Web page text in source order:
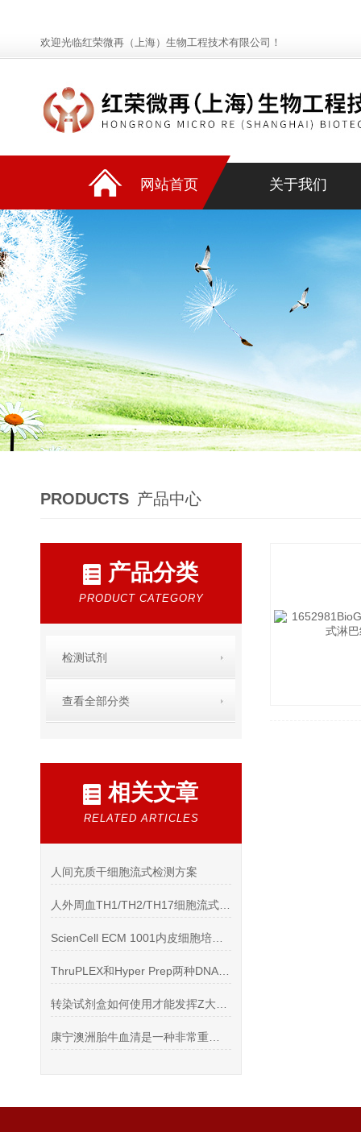
欢迎光临红荣微再（上海）生物工程技术有限公司！
网站首页 关于我们
PRODUCTS 产品中心
产品分类
PRODUCT CATEGORY
检测试剂
查看全部分类
相关文章
RELATED ARTICLES
人间充质干细胞流式检测方案